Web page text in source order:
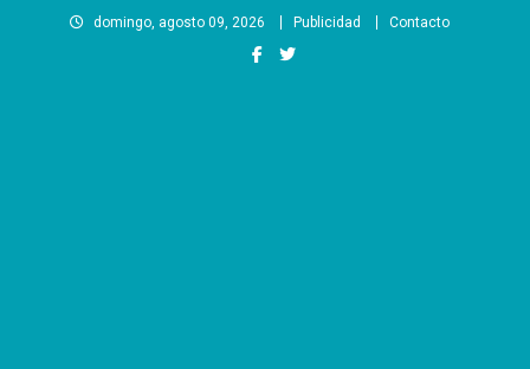
domingo, agosto 09, 2026 Publicidad Contacto